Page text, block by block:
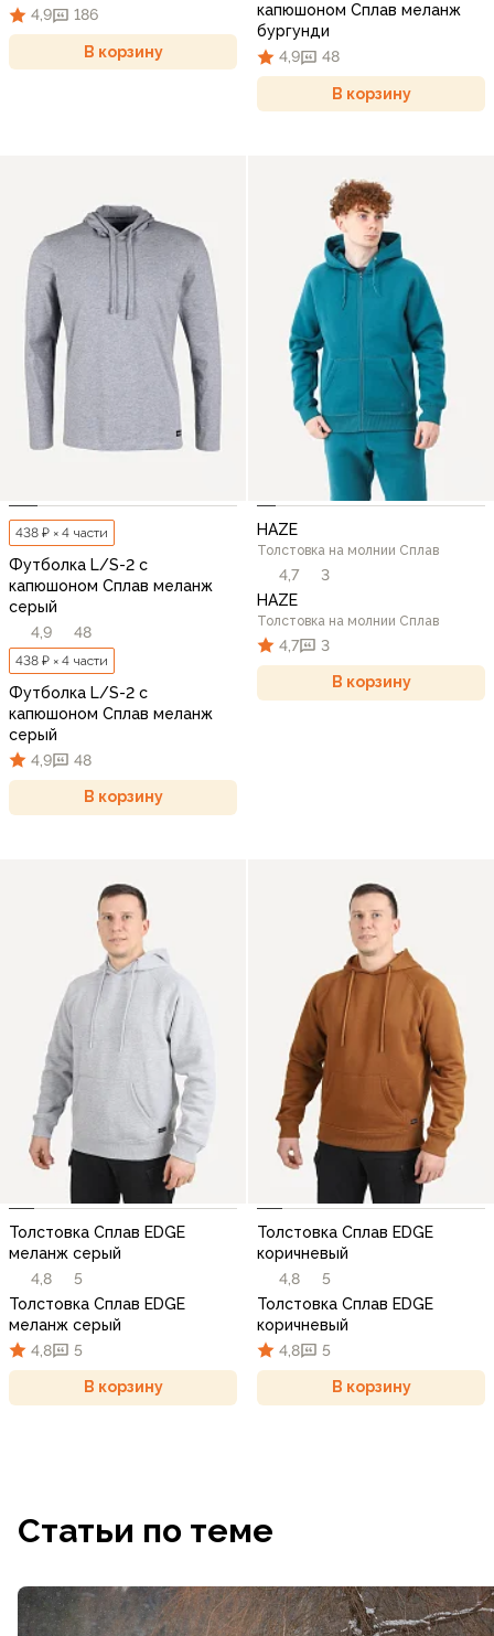
4,9
186
В корзину
капюшоном Сплав меланж
бургунди
4,9
48
В корзину
438 ₽ × 4 части
Футболка L/S-2 с
капюшоном Сплав меланж
cерый
4,9
48
438 ₽ × 4 части
Футболка L/S-2 с
капюшоном Сплав меланж
cерый
4,9
48
В корзину
HAZE
Толстовка на молнии Сплав
4,7
3
HAZE
Толстовка на молнии Сплав
4,7 3
В корзину
Толстовка Сплав EDGE
меланж серый
4,8
5
Толстовка Сплав EDGE
меланж серый
4,8
5
В корзину
Толстовка Сплав EDGE
коричневый
4,8
5
Толстовка Сплав EDGE
коричневый
4,8
5
В корзину
Статьи по теме